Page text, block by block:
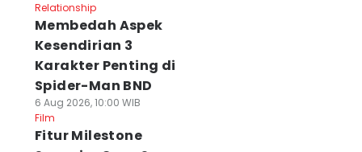
Relationship
Membedah Aspek
Kesendirian 3
Karakter Penting di
Spider-Man BND
6 Aug 2026, 10:00 WIB
Film
Fitur Milestone